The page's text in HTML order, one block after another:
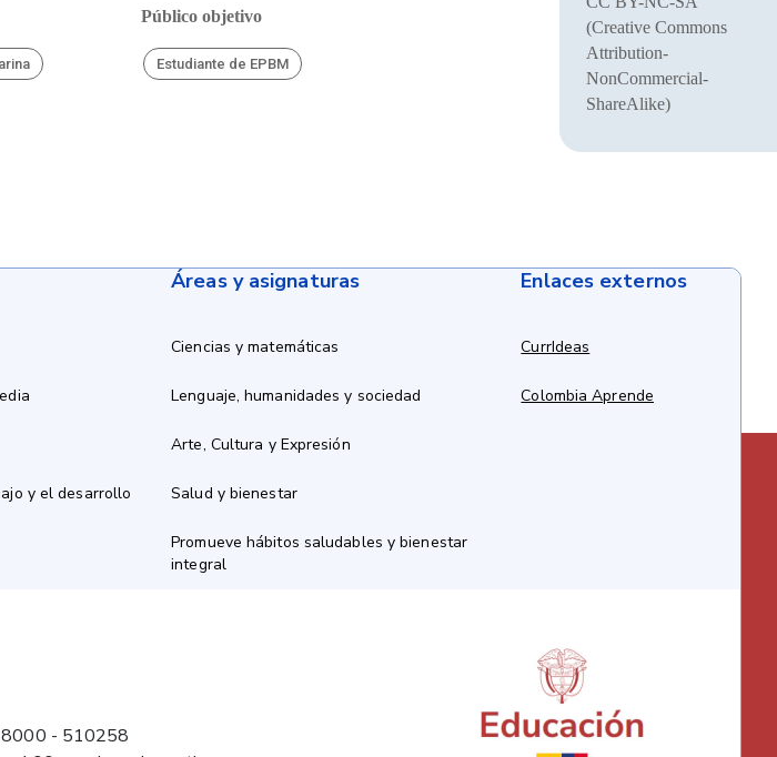
Público objetivo
Estudiante de EPBM
(Creative Commons
Attribution-
NonCommercial-
ShareAlike)
y el desarrollo
Áreas y asignaturas
Ciencias y matemáticas
Lenguaje, humanidades y sociedad
Arte, Cultura y Expresión
Salud y bienestar
Promueve hábitos saludables y bienestar
integral
Enlaces externos
CurrIdeas
Colombia Aprende
- 510258